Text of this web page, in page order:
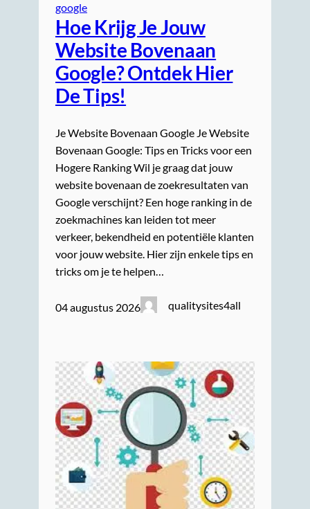
google
Hoe Krijg Je Jouw
Website Bovenaan
Google? Ontdek Hier
De Tips!
Je Website Bovenaan Google Je Website
Bovenaan Google: Tips en Tricks voor een
Hogere Ranking Wil je graag dat jouw
website bovenaan de zoekresultaten van
Google verschijnt? Een hoge ranking in de
zoekmachines kan leiden tot meer
verkeer, bekendheid en potentiële klanten
voor jouw website. Hier zijn enkele tips en
tricks om je te helpen…
04 augustus 2026 qualitysites4all